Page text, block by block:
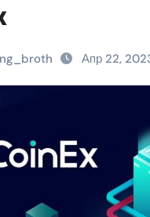
Апр 22,